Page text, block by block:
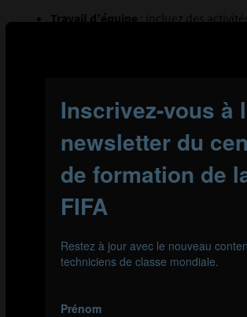
Travail d’équipe: incluez des
avec, par exemple, des courses de
maintenir la motivation des joueurs,
proposant une séance positive et
ajoutant de nouveaux défis afin de